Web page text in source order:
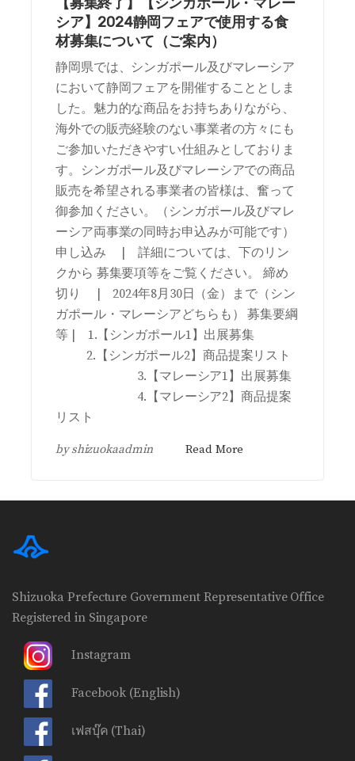
シア】2024静岡フェアで使用する食
材募集について（ご案内）
静岡県では、シンガポール及びマレーシア
において静岡フェアを開催することとしま
した。魅力的な商品をお持ちありながら、
海外での販売経験のない事業者の方々にも
ご参加いただきやすい仕組みとしておりま
す。シンガポール及びマレーシアでの商品
販売を希望される事業者の皆様は、奮って
御参加ください。（シンガポール及びマレ
ーシア両事業の同時お申込みが可能です）
申し込み | 詳細については、下のリン
クから 募集要項等をご覧ください。 締め
切り | 2024年8月30日（金）まで（シン
ガポール・マレーシアどちらも） 募集要綱
等 | 1.【シンガポール1】出展募集
2.【シンガポール2】商品提案リスト
3.【マレーシア1】出展募集
4.【マレーシア2】商品提案
リスト
byshizuokaadmin Read More
Shizuoka Prefecture Government Representative Office
Registered in Singapore
Instagram
Facebook (English)
เฟสบุ๊ค (Thai)